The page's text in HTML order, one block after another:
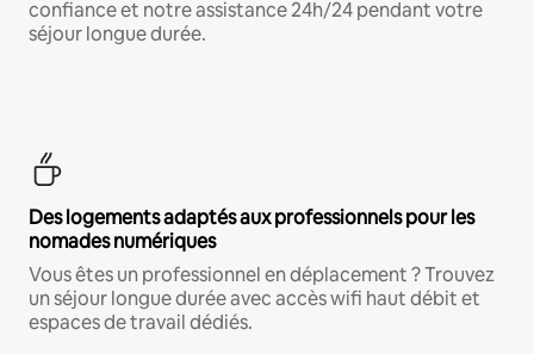
confiance et notre assistance 24h/24 pendant votre
séjour longue durée.
Des logements adaptés aux professionnels pour les
nomades numériques
Vous êtes un professionnel en déplacement ? Trouvez
un séjour longue durée avec accès wifi haut débit et
espaces de travail dédiés.